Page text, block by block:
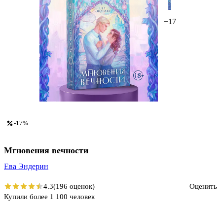
+17
-17%
Мгновения вечности
Ева Эндерин
4.3(196 оценок)
Оценить
Купили более 1 100 человек